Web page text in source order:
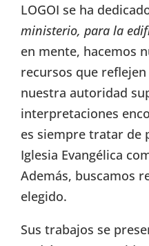
LOGOI se ha
ministerio, para la
en mente, hacemos
recursos que
nuestra autoridad
interpretaciones
es siempre tratar de
Iglesia Evangélica
Además, buscamos
elegido.
Sus trabajos se